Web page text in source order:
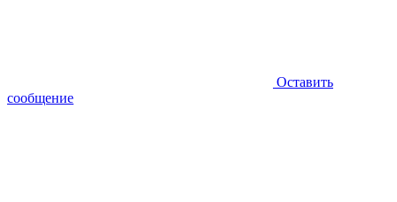
Оставить
сообщение